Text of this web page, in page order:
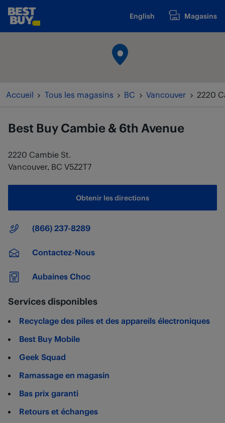
Passer au contenu
www.bestbuy.ca English Magasins
Accueil Tous les magasins BC Vancouver 2220
Best Buy Cambie & 6th Avenue
2220 Cambie St.
Vancouver, BC V5Z2T7
Obtenir les directions
Numéro principal
(866) 237-8289
Contactez-Nous
Aubaines Choc
Services disponibles
Recyclage des piles et des appareils électroniques
Best Buy Mobile
Geek Squad
Ramassage en magasin
Bas prix garanti
Retours et échanges